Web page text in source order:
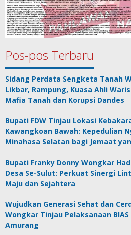
Pos-pos Terbaru
Sidang Perdata Sengketa Tanah
Likbar, Rampung, Kuasa Ahli
Mafia Tanah dan Korupsi Dandes
Bupati FDW Tinjau Lokasi
Kawangkoan Bawah: Kepedulian
Minahasa Selatan bagi Jemaat
Bupati Franky Donny Wongkar
Desa Se-Sulut: Perkuat Sinergi
Maju dan Sejahtera
Wujudkan Generasi Sehat dan
Wongkar Tinjau Pelaksanaan BIAS
Amurang